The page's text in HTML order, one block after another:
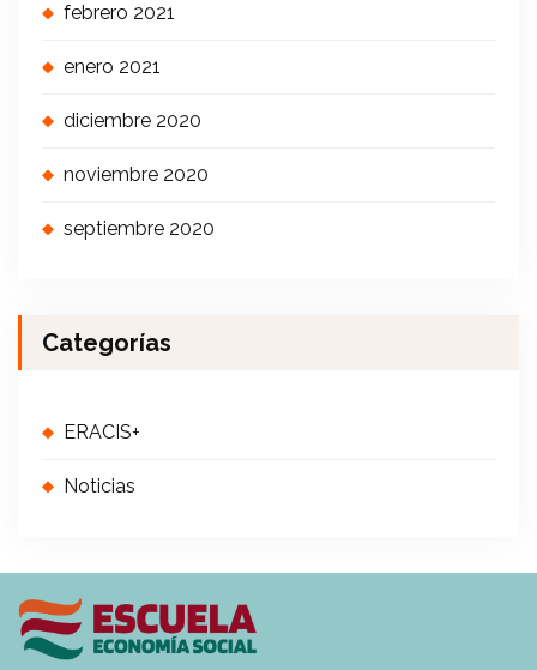
febrero 2021
enero 2021
diciembre 2020
noviembre 2020
septiembre 2020
Categorías
ERACIS+
Noticias